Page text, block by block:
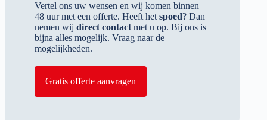
Vertel ons uw wensen en wij komen binnen
48 uur met een offerte. Heeft het spoed? Dan
nemen wij direct contact met u op. Bij ons is
bijna alles mogelijk. Vraag naar de
mogelijkheden.
Gratis offerte aanvragen